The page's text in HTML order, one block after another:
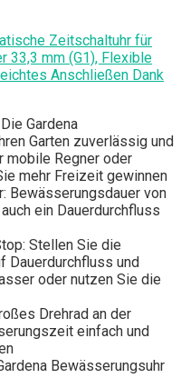
Zeitschaltuhr für
33,3 mm (G1), Flexible
Anschließen Dank
Gardena
Garten zuverlässig und
mobile Regner oder
mehr Freizeit gewinnen
Bewässerungsdauer von
ein Dauerdurchfluss
Stellen Sie die
Dauerdurchfluss und
oder nutzen Sie die
Drehrad an der
einfach und
Bewässerungsuhr